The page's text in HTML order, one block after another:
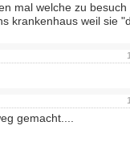
mal welche zu besuch
krankenhaus weil sie
gemacht....